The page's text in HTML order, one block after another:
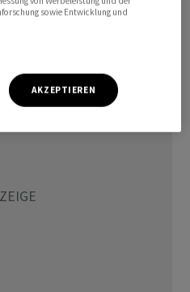
czy/DP/zb
sowie Entwicklung und
AKZEPTIEREN